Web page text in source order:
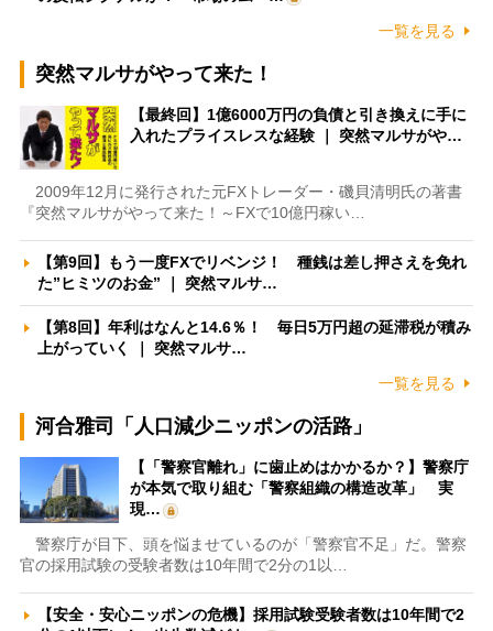
一覧を見る
突然マルサがやって来た！
【最終回】1億6000万円の負債と引き換えに手に
入れたプライスレスな経験 ｜ 突然マルサがや…
2009年12月に発行された元FXトレーダー・磯貝清明氏の著書
『突然マルサがやって来た！～FXで10億円稼い…
【第9回】もう一度FXでリベンジ！ 種銭は差し押さえを免れ
た”ヒミツのお金” ｜ 突然マルサ…
【第8回】年利はなんと14.6％！ 毎日5万円超の延滞税が積み
上がっていく ｜ 突然マルサ…
一覧を見る
河合雅司「人口減少ニッポンの活路」
【「警察官離れ」に歯止めはかかるか？】警察庁
が本気で取り組む「警察組織の構造改革」 実
現…
警察庁が目下、頭を悩ませているのが「警察官不足」だ。警察
官の採用試験の受験者数は10年間で2分の1以…
【安全・安心ニッポンの危機】採用試験受験者数は10年間で2